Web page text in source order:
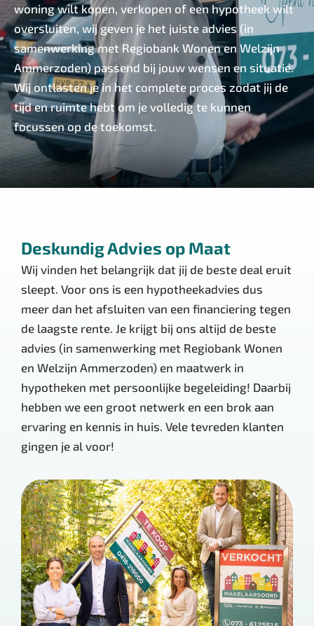
woning wilt kopen, verkopen of een hypotheek wilt
oversluiten, wij geven je het juiste advies (in
samenwerking met Regiobank Wonen en Welzijn
Ammerzoden) passend bij jouw wensen en situatie.
Wij ontlasten je in het complete proces zodat jij de
tijd en ruimte hebt om je volledig te kunnen
focussen op de toekomst.
Deskundig Advies op Maat
Wij vinden het belangrijk dat jij de beste deal eruit
sleept. Voor ons is een hypotheekadvies dus
meer dan het afsluiten van een financiering tegen
de laagste rente. Je krijgt bij ons altijd de beste
advies (in samenwerking met Regiobank Wonen
en Welzijn Ammerzoden) en maatwerk in
hypotheken met persoonlijke begeleiding! Daarbij
hebben we een groot netwerk en een brok aan
ervaring en kennis in huis. Vele tevreden klanten
gingen je al voor!